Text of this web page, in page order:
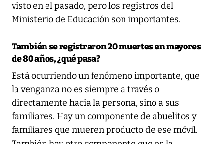
visto en el pasado, pero los registros del
Ministerio de Educación son importantes.
También se registraron 20 muertes en mayores
de 80 años, ¿qué pasa?
Está ocurriendo un fenómeno importante, que
la venganza no es siempre a través o
directamente hacia la persona, sino a sus
familiares. Hay un componente de abuelitos y
familiares que mueren producto de ese móvil.